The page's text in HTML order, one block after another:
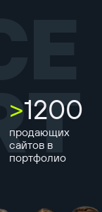
>1200
продающих
сайтов в
портфолио